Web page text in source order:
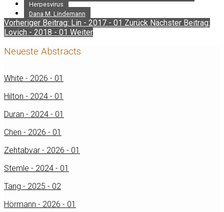
Herpesvirus
Dana M. Lindemann
Vorheriger Beitrag: Lin - 2017 - 01 Zurück Nächster Beitrag:
Lovich - 2018 - 01 Weiter
Neueste Abstracts
White - 2026 - 01
Hilton - 2024 - 01
Duran - 2024 - 01
Chen - 2026 - 01
Zehtabvar - 2026 - 01
Stemle - 2024 - 01
Tang - 2025 - 02
Hörmann - 2026 - 01